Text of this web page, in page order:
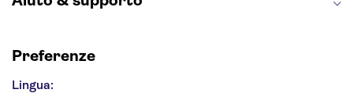
Preferenze
Lingua: